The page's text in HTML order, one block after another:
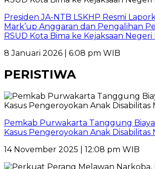
Presiden JA-NTB LSKHP Resmi
Mark’up Anggaran dan Pengalihan
RSUD Kota Bima ke Kejaksaan Negeri
8 Januari 2026 | 6:08 pm WIB
PERISTIWA
Pemkab Purwakarta Tanggung Biaya
Kasus Pengeroyokan Anak Disabilitas
14 November 2025 | 12:08 pm WIB